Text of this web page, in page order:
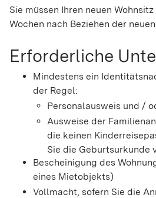
Sie müssen Ihren neuen
Wochen nach Beziehen der
Erforderliche
Mindestens ein
der Regel:
Personalausweis und /
Ausweise der
die keinen
Sie die Geburtsurkunde
Bescheinigung des
eines Mietobjekts)
Vollmacht, sofern Sie die